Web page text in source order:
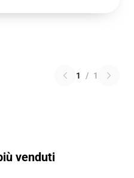
1 / 1
venduti